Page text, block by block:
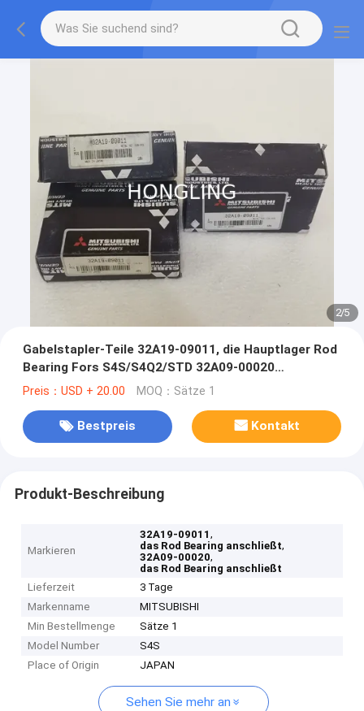
2/5
Gabelstapler-Teile 32A19-09011, die Hauptlager Rod
Bearing Fors S4S/S4Q2/STD 32A09-00020
anschließen
Preis：USD + 20.00 MOQ：Sätze 1
Bestpreis Kontakt
Produkt-Beschreibung
Markieren
32A19-09011,
das Rod Bearing anschließt,
32A09-00020,
das Rod Bearing anschließt
Lieferzeit
3 Tage
Markenname
MITSUBISHI
Min Bestellmenge
Sätze 1
Model Number
S4S
Place of Origin
JAPAN
Sehen Sie mehr an